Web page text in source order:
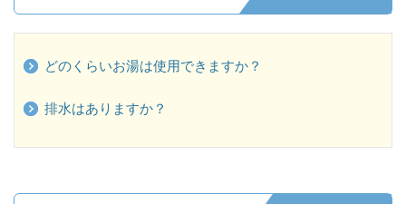
どのくらいお湯は使用できますか？
排水はありますか？